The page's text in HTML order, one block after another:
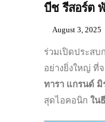
บีช รีสอร์ต
August 3, 2025
ร่วมเปิดประส
อย่างยิ่งใหญ่ ที่
ทารา แกรนด์
สุดไอคอนิก ใน